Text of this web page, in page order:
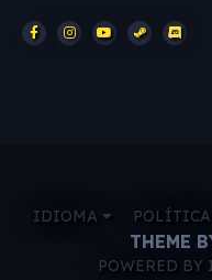
IDIOMA
THEME
POWERED